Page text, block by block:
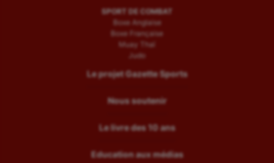
SPORT DE COMBAT
Boxe Anglaise
Boxe Française
Muay Thaï
Judo
Le projet Gazette Sports
Nous soutenir
Le livre des 10 ans
Education aux médias